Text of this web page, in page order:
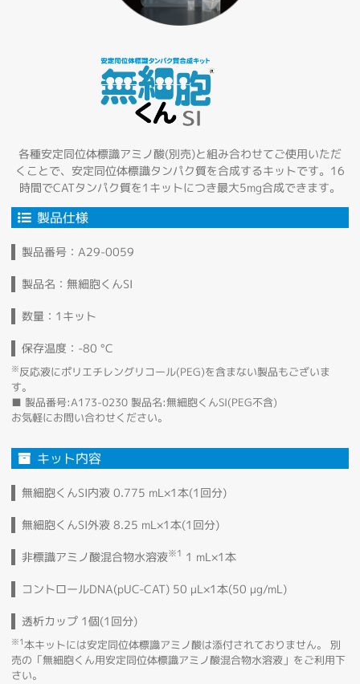
各種安定同位体標識アミノ酸(別売)と組み合わせてご使用いただ
くことで、安定同位体標識タンパク質を合成するキットです。16
時間でCATタンパク質を1キットにつき最大5mg合成できます。
製品仕様
製品番号：A29-0059
製品名：無細胞くんSI
数量：1キット
保存温度：-80 °C
※反応液にポリエチレングリコール(PEG)を含まない製品もございま
す。
■ 製品番号:A173-0230 製品名:無細胞くんSI(PEG不含)
お気軽にお問い合わせください。
キット内容
無細胞くんSI内液 0.775 mL×1本(1回分)
無細胞くんSI外液 8.25 mL×1本(1回分)
非標識アミノ酸混合物水溶液※1 1 mL×1本
コントロールDNA(pUC-CAT) 50 µL×1本(50 µg/mL)
透析カップ 1個(1回分)
※1本キットには安定同位体標識アミノ酸は添付されておりません。 別
売の「無細胞くん用安定同位体標識アミノ酸混合物水溶液」をご利用下
さい。